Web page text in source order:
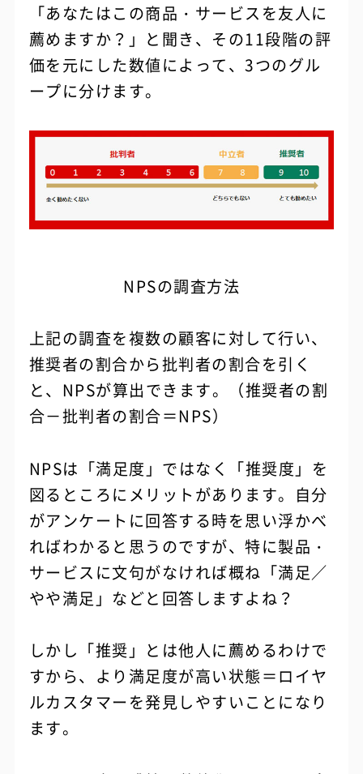
「あなたはこの商品・サービスを友人に
薦めますか？」と聞き、その11段階の評
価を元にした数値によって、3つのグル
ープに分けます。
NPSの調査方法
上記の調査を複数の顧客に対して行い、
推奨者の割合から批判者の割合を引く
と、NPSが算出できます。（推奨者の割
合－批判者の割合＝NPS）
NPSは「満足度」ではなく「推奨度」を
図るところにメリットがあります。自分
がアンケートに回答する時を思い浮かべ
ればわかると思うのですが、特に製品・
サービスに文句がなければ概ね「満足／
やや満足」などと回答しますよね？
しかし「推奨」とは他人に薦めるわけで
すから、より満足度が高い状態＝ロイヤ
ルカスタマーを発見しやすいことになり
ます。